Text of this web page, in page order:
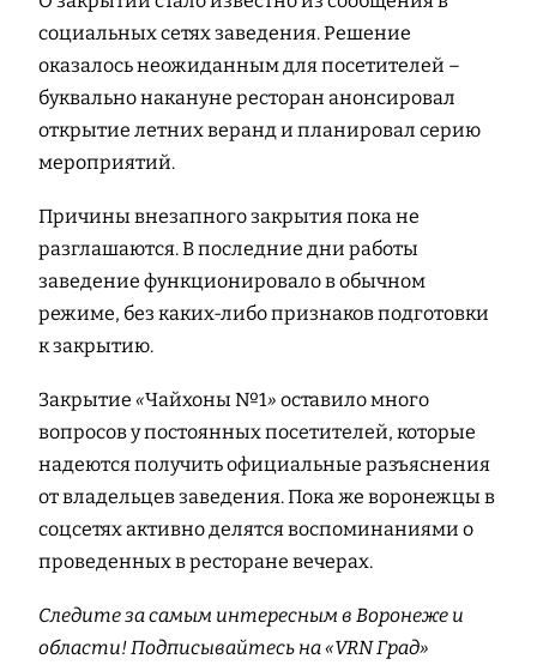
социальных сетях заведения. Решение
оказалось неожиданным для посетителей –
буквально накануне ресторан анонсировал
открытие летних веранд и планировал серию
мероприятий.
Причины внезапного закрытия пока не
разглашаются. В последние дни работы
заведение функционировало в обычном
режиме, без каких-либо признаков подготовки
к закрытию.
Закрытие «Чайхоны №1» оставило много
вопросов у постоянных посетителей, которые
надеются получить официальные разъяснения
от владельцев заведения. Пока же воронежцы в
соцсетях активно делятся воспоминаниями о
проведенных в ресторане вечерах.
Следите за самым интересным в Воронеже и
области! Подписывайтесь на «VRN Град»